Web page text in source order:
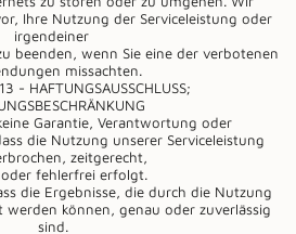
Ihre Nutzung der Serviceleistung oder
irgendeiner
beenden, wenn Sie eine der verbotenen
missachten.
- HAFTUNGSAUSSCHLUSS;
Garantie, Verantwortung oder
die Nutzung unserer Serviceleistung
zeitgerecht,
fehlerfrei erfolgt.
die Ergebnisse, die durch die Nutzung
werden können, genau oder zuverlässig
sind.